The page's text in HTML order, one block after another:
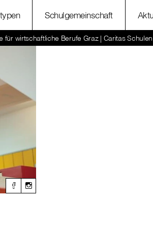
Schulgemeinschaft
für wirtschaftliche Berufe Graz | Caritas Schulen